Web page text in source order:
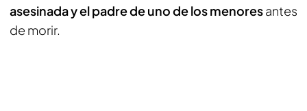
asesinada y el padre de uno de los menoresantes
de morir.